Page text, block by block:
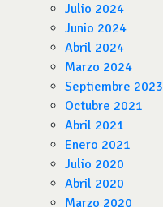
Julio 2024
Junio 2024
Abril 2024
Marzo 2024
Septiembre 2023
Octubre 2021
Abril 2021
Enero 2021
Julio 2020
Abril 2020
Marzo 2020